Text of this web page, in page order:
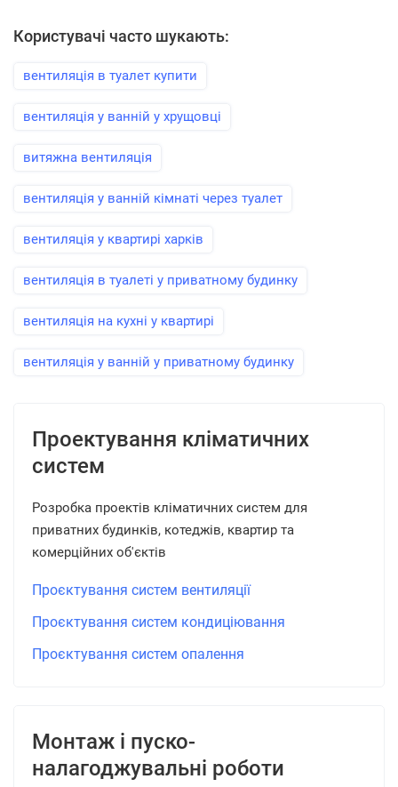
Користувачі часто шукають:
вентиляція в туалет купити
вентиляція у ванній у хрущовці
витяжна вентиляція
вентиляція у ванній кімнаті через туалет
вентиляція у квартирі харків
вентиляція в туалеті у приватному будинку
вентиляція на кухні у квартирі
вентиляція у ванній у приватному будинку
Проектування кліматичних
систем
Розробка проектів кліматичних систем для
приватних будинків, котеджів, квартир та
комерційних об'єктів
Проєктування систем вентиляції
Проєктування систем кондиціювання
Проєктування систем опалення
Монтаж і пуско-
налагоджувальні роботи